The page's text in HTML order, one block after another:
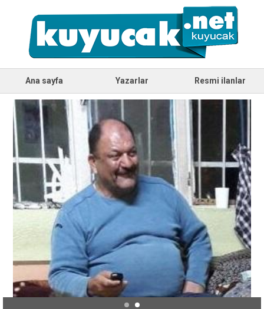
Ana sayfa Yazarlar Resmi ilanlar